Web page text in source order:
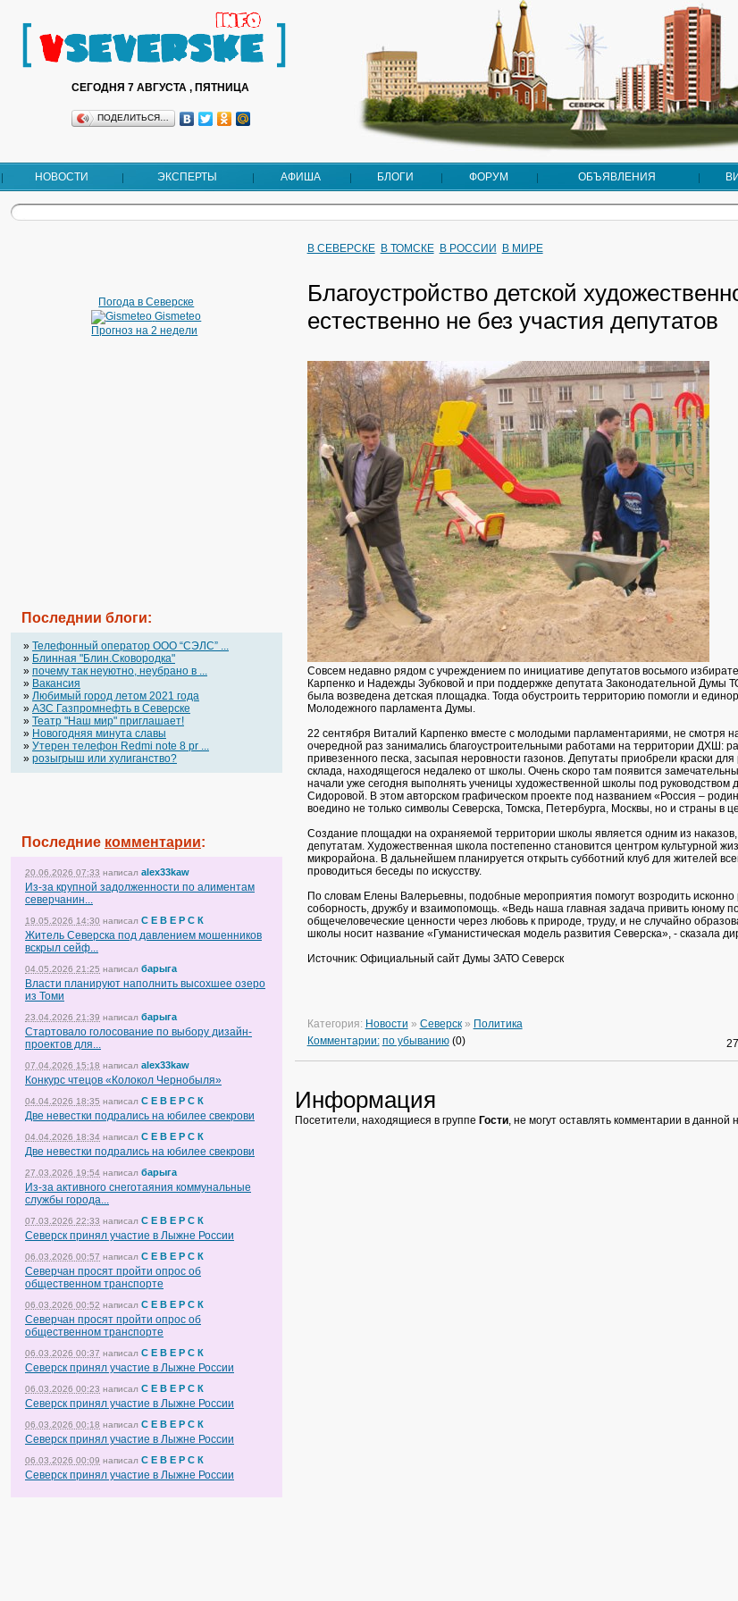
СЕГОДНЯ 7 АВГУСТА , ПЯТНИЦА
ПОДЕЛИТЬСЯ…
НОВОСТИ ЭКСПЕРТЫ АФИША БЛОГИ ФОРУМ ОБЪЯВЛЕНИЯ
Погода в Северске
Gismeteo
Прогноз на 2 недели
Последнии блоги:
» Телефонный оператор OOO “СЭЛС” ...
» Блинная "Блин.Сковородка"
» почему так неуютно, неубрано в ...
» Вакансия
» Любимый город летом 2021 года
» АЗС Газпромнефть в Северске
» Театр "Наш мир" приглашает!
» Новогодняя минута славы
» Утерен телефон Redmi note 8 pr ...
» розыгрыш или хулиганство?
Последние комментарии:
20.06.2026 07:33 написал alex33kaw
Из-за крупной задолженности по алиментам
северчанин...
19.05.2026 14:30 написал С Е В Е Р С К
Житель Северска под давлением мошенников
вскрыл сейф...
04.05.2026 21:25 написал барыга
Власти планируют наполнить высохшее озеро
из Томи
23.04.2026 21:39 написал барыга
Стартовало голосование по выбору дизайн-
проектов для...
07.04.2026 15:18 написал alex33kaw
Конкурс чтецов «Колокол Чернобыля»
04.04.2026 18:35 написал С Е В Е Р С К
Две невестки подрались на юбилее свекрови
04.04.2026 18:34 написал С Е В Е Р С К
Две невестки подрались на юбилее свекрови
27.03.2026 19:54 написал барыга
Из-за активного снеготаяния коммунальные
службы города...
07.03.2026 22:33 написал С Е В Е Р С К
Северск принял участие в Лыжне России
06.03.2026 00:57 написал С Е В Е Р С К
Северчан просят пройти опрос об
общественном транспорте
06.03.2026 00:52 написал С Е В Е Р С К
Северчан просят пройти опрос об
общественном транспорте
06.03.2026 00:37 написал С Е В Е Р С К
Северск принял участие в Лыжне России
06.03.2026 00:23 написал С Е В Е Р С К
Северск принял участие в Лыжне России
06.03.2026 00:18 написал С Е В Е Р С К
Северск принял участие в Лыжне России
06.03.2026 00:09 написал С Е В Е Р С К
Северск принял участие в Лыжне России
В СЕВЕРСКЕ В ТОМСКЕ В РОССИИ В МИРЕ
Благоустройство детской
естественно не без участия депутатов
Совсем недавно рядом с учреждением по инициативе депутатов восьмого
Карпенко и Надежды Зубковой и при поддержке депутата Законодательной Думы
была возведена детская площадка. Тогда обустроить территорию помогли и
Молодежного парламента Думы.
22 сентября Виталий Карпенко вместе с молодыми парламентариями, не смотря
очередной раз занимались благоустроительными работами на территории ДХШ:
привезенного песка, засыпая неровности газонов. Депутаты приобрели краски
склада, находящегося недалеко от школы. Очень скоро там появится
начали уже сегодня выполнять ученицы художественной школы под руководством
Сидоровой. В этом авторском графическом проекте под названием «Россия –
воедино не только символы Северска, Томска, Петербурга, Москвы, но и страны в
Создание площадки на охраняемой территории школы является одним из
депутатам. Художественная школа постепенно становится центром культурной
микрорайона. В дальнейшем планируется открыть субботний клуб для жителей
проводиться беседы по искусству.
По словам Елены Валерьевны, подобные мероприятия помогут возродить исконно
соборность, дружбу и взаимопомощь. «Ведь наша главная задача привить юному
общечеловеческие ценности через любовь к природе, труду, и не случайно
школы носит название «Гуманистическая модель развития Северска», - сказала
Источник: Официальный сайт Думы ЗАТО Северск
Категория: Новости » Северск» Политика
Комментарии: по убыванию(0)
Информация
Посетители, находящиеся в группе Гости, не могут оставлять комментарии в данной